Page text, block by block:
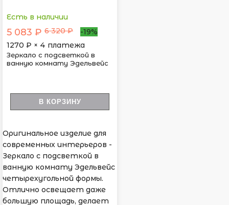
Есть в наличии
5 083 ₽ 6 320 ₽
-19%
1270 ₽ × 4 платежа
Зеркало с подсветкой в
ванную комнату Эдельвейс
В КОРЗИНУ
Оригинальное изделие для
современных интерьеров -
Зеркало с подсветкой в
ванную комнату Эдельвейс
четырехугольной формы.
Отлично освещает даже
большую площадь, делает